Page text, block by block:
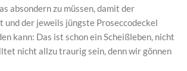
absondern zu müssen, damit der
und der jeweils jüngste Proseccodeckel
kann: Das ist schon ein Scheißleben, nicht
nicht allzu traurig sein, denn wir gönnen